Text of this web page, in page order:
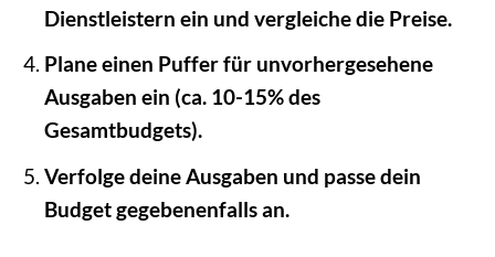
Dienstleistern ein und vergleiche die Preise.
Plane einen Puffer für unvorhergesehene
Ausgaben ein (ca. 10-15% des
Gesamtbudgets).
Verfolge deine Ausgaben und passe dein
Budget gegebenenfalls an.